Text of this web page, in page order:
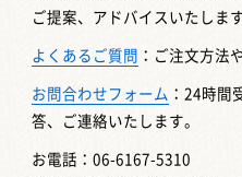
ご提案、アドバイスいたします
よくあるご質問 ：ご注文方法
お問合わせフォーム ：24時間
答、ご連絡いたします。
お電話：06-6167-5310